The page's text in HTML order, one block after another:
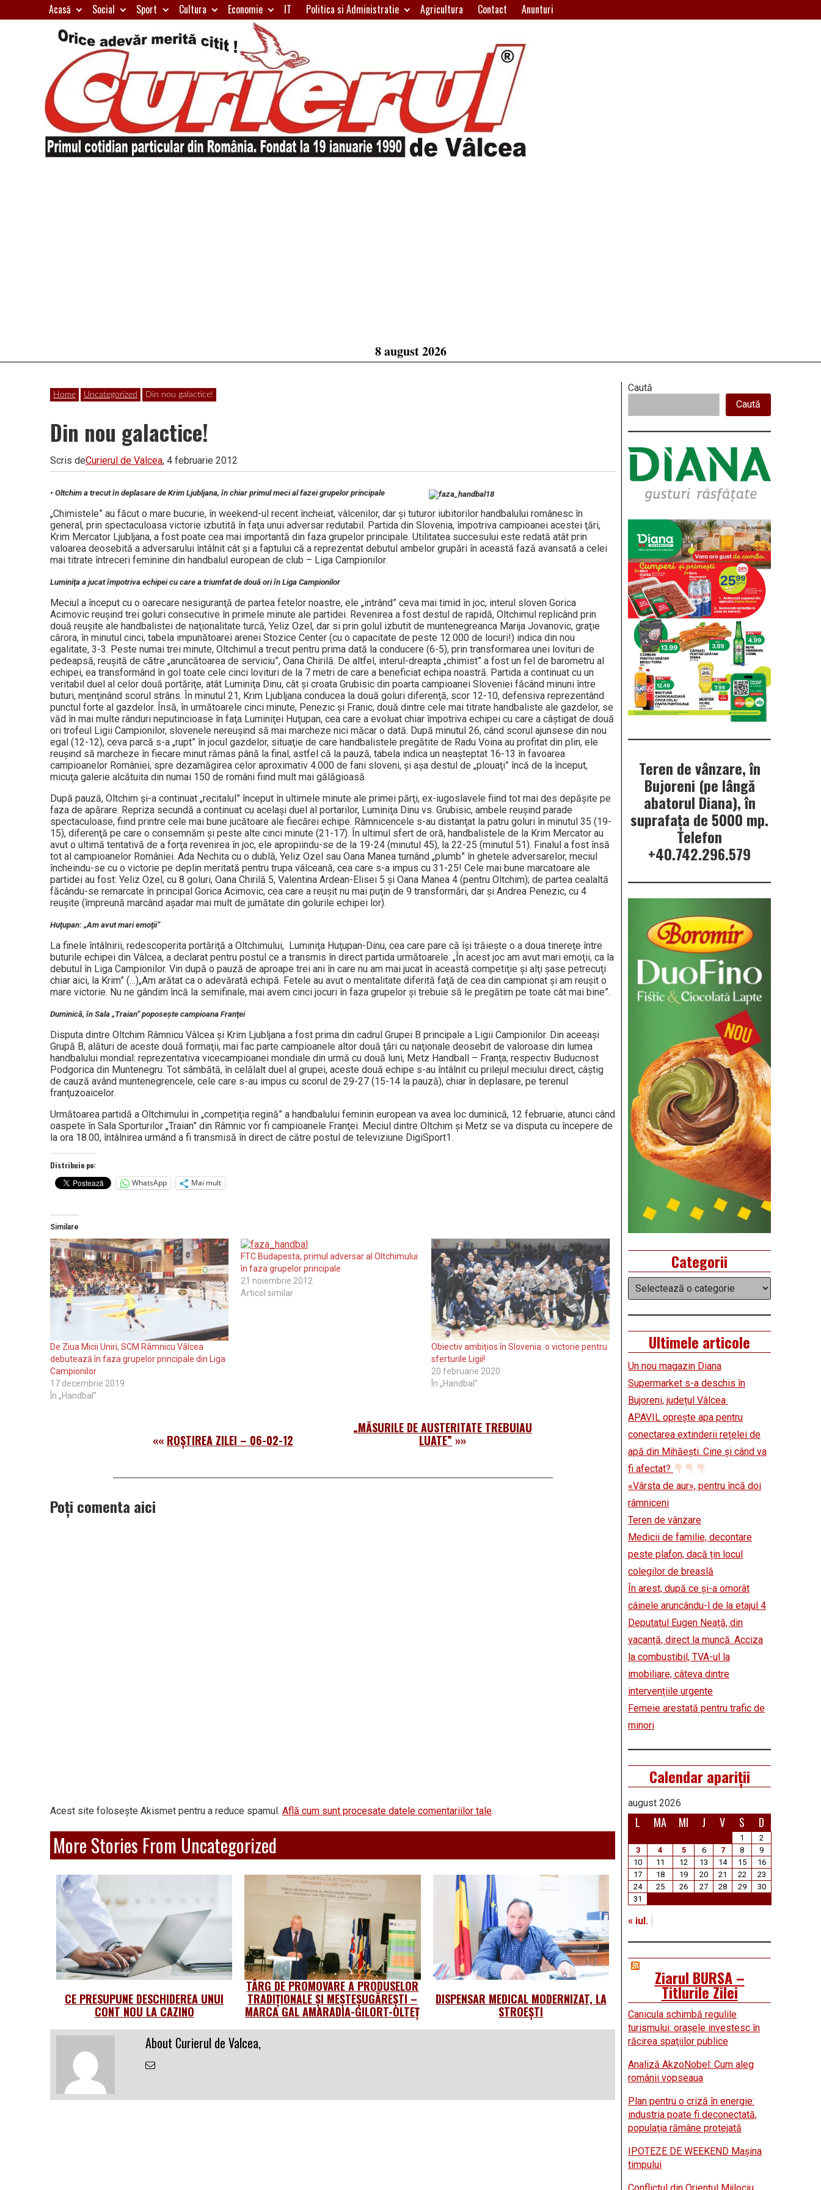
to
Acasă Social Sport Cultura Economie IT Politica si Administratie Agricultura Contact Anunturi
8 august 2026
Home Uncategorized Din nou galactice!
Din nou galactice!
Scris deCurierul de Valcea, 4 februarie 2012
• Oltchim a trecut în deplasare de Krim Ljubljana, în chiar primul meci al fazei grupelor principale
„Chimistele” au făcut o mare bucurie, în weekend-ul recent încheiat, vâlcenilor, dar şi tuturor iubitorilor handbalului românesc în
general, prin spectaculoasa victorie izbutită în faţa unui adversar redutabil. Partida din Slovenia, împotriva campioanei acestei ţări,
Krim Mercator Ljubljana, a fost poate cea mai importantă din faza grupelor principale. Utilitatea succesului este redată atât prin
valoarea deosebită a adversarului întâlnit cât şi a faptului că a reprezentat debutul ambelor grupări în această fază avansată a celei
mai titrate întreceri feminine din handbalul european de club – Liga Campionilor.
Luminiţa a jucat împotriva echipei cu care a triumfat de două ori în Liga Campionilor
Meciul a început cu o oarecare nesiguranţă de partea fetelor noastre, ele „intrând” ceva mai timid în joc, interul sloven Gorica
Acimovic reuşind trei goluri consecutive în primele minute ale partidei. Revenirea a fost destul de rapidă, Oltchimul replicând prin
două reuşite ale handbalistei de naţionalitate turcă, Yeliz Ozel, dar si prin golul izbutit de muntenegreanca Marija Jovanovic, graţie
cărora, în minutul cinci, tabela impunătoarei arenei Stozice Center (cu o capacitate de peste 12.000 de locuri!) indica din nou
egalitate, 3-3. Peste numai trei minute, Oltchimul a trecut pentru prima dată la conducere (6-5), prin transformarea unei lovituri de
pedeapsă, reuşită de către „aruncătoarea de serviciu”, Oana Chirilă. De altfel, interul-dreapta „chimist” a fost un fel de barometru al
echipei, ea transformând în gol toate cele cinci lovituri de la 7 metri de care a beneficiat echipa noastră. Partida a continuat cu un
veritabil duel al celor două portăriţe, atât Luminiţa Dinu, cât şi croata Grubisic din poarta campioanei Sloveniei făcând minuni între
buturi, menţinând scorul strâns. În minutul 21, Krim Ljubljana conducea la două goluri diferenţă, scor 12-10, defensiva reprezentând
punctul forte al gazdelor. Însă, în următoarele cinci minute, Penezic şi Franic, două dintre cele mai titrate handbaliste ale gazdelor, se
văd în mai multe rânduri neputincioase în faţa Luminiţei Huţupan, cea care a evoluat chiar împotriva echipei cu care a câştigat de două
ori trofeul Ligii Campionilor, slovenele nereuşind să mai marcheze nici măcar o dată. După minutul 26, când scorul ajunsese din nou
egal (12-12), ceva parcă s-a „rupt” în jocul gazdelor, situaţie de care handbalistele pregătite de Radu Voina au profitat din plin, ele
reuşind să marcheze în fiecare minut rămas până la final, astfel că la pauză, tabela indica un neaşteptat 16-13 în favoarea
campioanelor României, spre dezamăgirea celor aproximativ 4.000 de fani sloveni, şi aşa destul de „plouaţi” încă de la început,
micuţa galerie alcătuita din numai 150 de români fiind mult mai gălăgioasă.
După pauză, Oltchim şi-a continuat „recitalul” început în ultimele minute ale primei părţi, ex-iugoslavele fiind tot mai des depăşite pe
faza de apărare. Repriza secundă a continuat cu acelaşi duel al portarilor, Luminiţa Dinu vs. Grubisic, ambele reuşind parade
spectaculoase, fiind printre cele mai bune jucătoare ale fiecărei echipe. Râmnicencele s-au distanţat la patru goluri în minutul 35 (19-
15), diferenţă pe care o consemnăm şi peste alte cinci minute (21-17). În ultimul sfert de oră, handbalistele de la Krim Mercator au
avut o ultimă tentativă de a forţa revenirea în joc, ele apropiindu-se de la 19-24 (minutul 45), la 22-25 (minutul 51). Finalul a fost însă
tot al campioanelor României. Ada Nechita cu o dublă, Yeliz Ozel sau Oana Manea turnând „plumb” în ghetele adversarelor, meciul
încheindu-se cu o victorie pe deplin meritată pentru trupa vâlceană, cea care s-a impus cu 31-25! Cele mai bune marcatoare ale
partidei au fost: Yeliz Ozel, cu 8 goluri, Oana Chirilă 5, Valentina Ardean-Elisei 5 şi Oana Manea 4 (pentru Oltchim); de partea cealaltă
făcându-se remarcate în principal Gorica Acimovic, cea care a reuşit nu mai puţin de 9 transformări, dar şi Andrea Penezic, cu 4
reuşite (împreună marcând aşadar mai mult de jumătate din golurile echipei lor).
Huţupan: „Am avut mari emoţii”
La finele întâlnirii, redescoperita portăriţă a Oltchimului, Luminiţa Huţupan-Dinu, cea care pare că îşi trăieşte o a doua tinereţe între
buturile echipei din Vâlcea, a declarat pentru postul ce a transmis în direct partida următoarele: „În acest joc am avut mari emoţii, ca la
debutul în Liga Campionilor. Vin după o pauză de aproape trei ani în care nu am mai jucat în această competiţie şi alţi şase petrecuţi
chiar aici, la Krim” (…)„Am arătat ca o adevărată echipă. Fetele au avut o mentalitate diferită faţă de cea din campionat şi am reuşit o
mare victorie. Nu ne gândim încă la semifinale, mai avem cinci jocuri în faza grupelor şi trebuie să le pregătim pe toate cât mai bine”.
Duminică, în Sala „Traian” poposeşte campioana Franţei
Disputa dintre Oltchim Râmnicu Vâlcea şi Krim Ljubljana a fost prima din cadrul Grupei B principale a Ligii Campionilor. Din aceeaşi
Grupă B, alături de aceste două formaţii, mai fac parte campioanele altor două ţări cu naţionale deosebit de valoroase din lumea
handbalului mondial: reprezentativa vicecampioanei mondiale din urmă cu două luni, Metz Handball – Franţa; respectiv Buducnost
Podgorica din Muntenegru. Tot sâmbătă, în celălalt duel al grupei, aceste două echipe s-au întâlnit cu prilejul meciului direct, câştig
de cauză având muntenegrencele, cele care s-au impus cu scorul de 29-27 (15-14 la pauză), chiar în deplasare, pe terenul
franţuzoaicelor.
Următoarea partidă a Oltchimului în „competiţia regină” a handbalului feminin european va avea loc duminică, 12 februarie, atunci când
oaspete în Sala Sporturilor „Traian” din Râmnic vor fi campioanele Franţei. Meciul dintre Oltchim şi Metz se va disputa cu începere de
la ora 18.00, întâlnirea urmând a fi transmisă în direct de către postul de televiziune DigiSport1.
Distribuie pe:
WhatsApp
Mai mult
Similare
De Ziua Micii Uniri, SCM Râmnicu Vâlcea
debutează în faza grupelor principale din Liga
Campionilor
17 decembrie 2019
În „Handbal”
FTC Budapesta, primul adversar al Oltchimului
în faza grupelor principale
21 noiembrie 2012
Articol similar
Obiectiv ambițios în Slovenia: o victorie pentru
sferturile Ligii!
20 februarie 2020
În „Handbal”
«« ROȘTIREA ZILEI – 06-02-12
„MĂSURILE DE AUSTERITATE TREBUIAU
LUATE” »»
Poți comenta aici
Acest site folosește Akismet pentru a reduce spamul. Află cum sunt procesate datele comentariilor tale.
More Stories From Uncategorized
CE PRESUPUNE DESCHIDEREA UNUI
CONT NOU LA CAZINO
TÂRG DE PROMOVARE A PRODUSELOR
TRADIȚIONALE ȘI MEȘTEȘUGĂREȘTI –
MARCA GAL AMARADIA-GILORT-OLTEȚ
DISPENSAR MEDICAL MODERNIZAT, LA
STROEȘTI
About Curierul de Valcea,
Email
Right
Asides
Caută
Caută
Teren de vânzare, în
Bujoreni (pe lângă
abatorul Diana), în
suprafața de 5000 mp.
Telefon
+40.742.296.579
Categorii
Categorii
Ultimele articole
Un nou magazin Diana
Supermarket s-a deschis în
Bujoreni, județul Vâlcea
APAVIL oprește apa pentru
conectarea extinderii rețelei de
apă din Mihăești. Cine și când va
fi afectat?
«Vârsta de aur», pentru încă doi
râmniceni
Teren de vânzare
Medicii de familie, decontare
peste plafon, dacă țin locul
colegilor de breaslă
În arest, după ce și-a omorât
câinele aruncându-l de la etajul 4
Deputatul Eugen Neață, din
vacanță, direct la muncă. Acciza
la combustibil, TVA-ul la
imobiliare, câteva dintre
intervențiile urgente
Femeie arestată pentru trafic de
minori
Calendar apariții
august 2026
L MA MI J V S D
1
2
3
4 5 6 7 8
9
10
11 12 13 14 15
16
17
18 19 20 21 22
23
24
25 26 27 28 29
30
31
« iul.
Ziarul BURSA –
Titlurile Zilei
Canicula schimbă regulile
turismului: oraşele investesc în
răcirea spaţiilor publice
Analiză AkzoNobel: Cum aleg
românii vopseaua
Plan pentru o criză în energie:
industria poate fi deconectată,
populaţia rămâne protejată
IPOTEZE DE WEEKEND Maşina
timpului